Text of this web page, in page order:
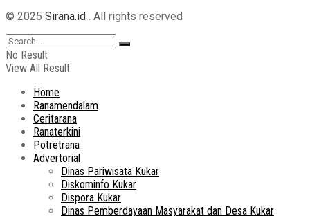
© 2025 Sirana.id . All rights reserved
No Result
View All Result
Home
Ranamendalam
Ceritarana
Ranaterkini
Potretrana
Advertorial
Dinas Pariwisata Kukar
Diskominfo Kukar
Dispora Kukar
Dinas Pemberdayaan Masyarakat dan Desa Kukar